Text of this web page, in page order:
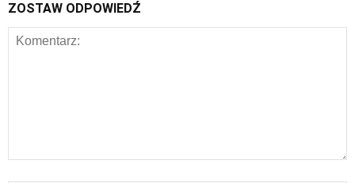
ZOSTAW ODPOWIEDŹ